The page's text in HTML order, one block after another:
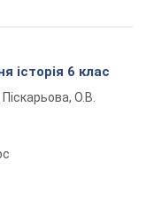
історія 6 клас
Піскарьова, О.В.